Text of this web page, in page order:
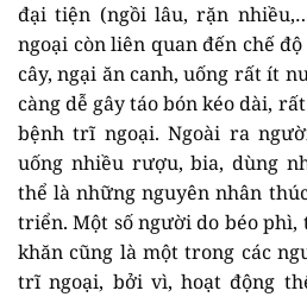
đại tiện (ngồi lâu, rặn
ngoại còn liên quan đến chế
cây, ngại ăn canh, uống rất ít
càng dễ gây táo bón kéo dài,
bệnh trĩ ngoại. Ngoài ra
uống nhiều rượu, bia, dùng
thể là những nguyên nhân
triển. Một số người do béo phì,
khăn cũng là một trong các
trĩ ngoại, bởi vì, hoạt động